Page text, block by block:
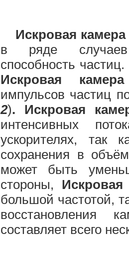
Искровая камера
в ряде случаев
способность
Искровая камера
импульсов частиц
2).
Искровая
интенсивных
ускорителях, так
сохранения в
может быть
стороны, Искровая
большой частотой,
восстановления
составляет всего